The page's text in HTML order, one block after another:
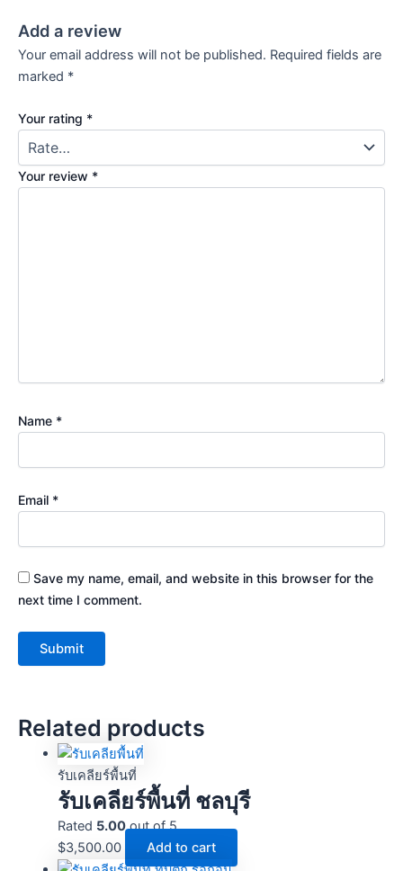
Add a review
Your email address will not be published. Required fields are
marked *
Your rating *
Your review *
Name *
Email *
Save my name, email, and website in this browser for the
next time I comment.
Related products
รับเคลียร์พื้นที่
รับเคลียร์พื้นที่ ชลบุรี
Rated 5.00out of 5
$3,500.00 Add to cart